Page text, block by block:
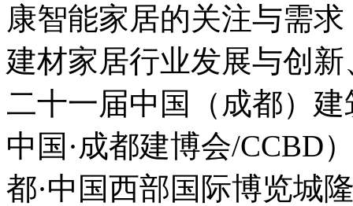
康智能家居的关注与需
建材家居行业发展与创
二十一届中国（成都）
中国·成都建博会/CCBD
都·中国西部国际博览城